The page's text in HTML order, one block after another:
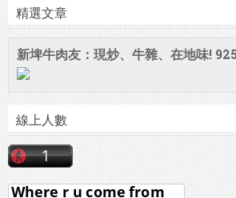
精選文章
新埤牛肉友：現炒、牛雜、在地味!
線上人數